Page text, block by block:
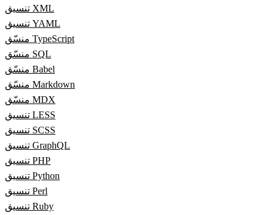
تنسيق XML
تنسيق YAML
منسّق TypeScript
منسّق SQL
منسّق Babel
منسّق Markdown
منسّق MDX
تنسيق LESS
تنسيق SCSS
تنسيق GraphQL
تنسيق PHP
تنسيق Python
تنسيق Perl
تنسيق Ruby